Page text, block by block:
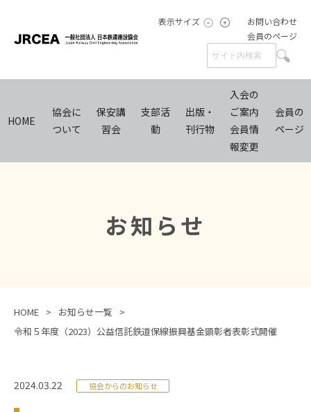
表示サイズ
お問い合わせ
会員のページ
HOME
協会に
ついて
保安講
習会
支部活
動
出版・
刊行物
入会の
ご案内
会員情
報変更
会員の
ページ
お知らせ
HOME
お知らせ一覧
令和５年度（2023）公益信託鉄道保線振興基金顕彰者表彰式開催
2024.03.22 協会からのお知らせ